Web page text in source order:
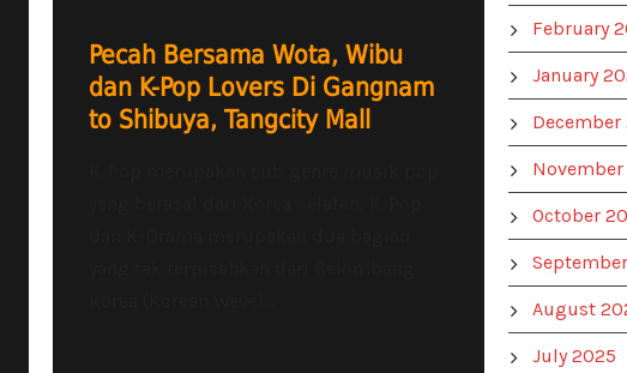
Pecah Bersama Wota, Wibu
dan K-Pop Lovers Di Gangnam
to Shibuya, Tangcity Mall
February
January
December
October
August
July 2025